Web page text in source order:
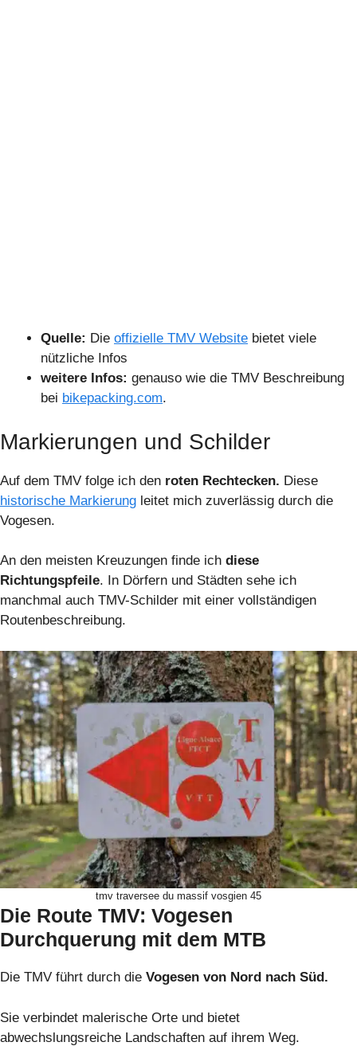
Quelle: Die offizielle TMV Website bietet viele
nützliche Infos
weitere Infos: genauso wie die TMV Beschreibung
bei bikepacking.com.
Markierungen und Schilder
Auf dem TMV folge ich den roten Rechtecken. Diese
historische Markierung leitet mich zuverlässig durch die
Vogesen.
An den meisten Kreuzungen finde ich diese
Richtungspfeile. In Dörfern und Städten sehe ich
manchmal auch TMV-Schilder mit einer vollständigen
Routenbeschreibung.
tmv traversee du massif vosgien 45
Die Route TMV: Vogesen
Durchquerung mit dem MTB
Die TMV führt durch die Vogesen von Nord nach Süd.
Sie verbindet malerische Orte und bietet
abwechslungsreiche Landschaften auf ihrem Weg.